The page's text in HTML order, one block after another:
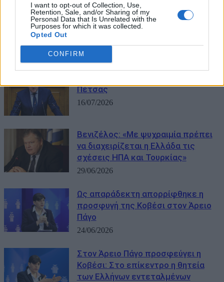
I want to opt-out of Collection, Use,
Retention, Sale, and/or Sharing of my
Personal Data that Is Unrelated with the
Purposes for which it was collected.
Opted Out
CONFIRM
Βενιζέλος για Βαρβιτσιώτη: «Ήταν
φτιαγμένος από παλιό γερό
μέταλλο – Ιδεολογικά και πολιτικά
03/08/2026
Πέτσας
16/07/2026
Βενιζέλος: «Με ψυχραιμία πρέπει
να διαχειρίζεται η Ελλάδα τις
σχέσεις ΗΠΑ και Τουρκίας»
29/06/2026
Ως απαράδεκτη απορρίφθηκε η
προσφυγή της Κοβέσι στον Άρειο
Πάγο
24/06/2026
Στον Άρειο Πάγο προσφεύγει η
Κοβέσι: Στο επίκεντρο η θητεία
των Ελλήνων εντεταλμένων